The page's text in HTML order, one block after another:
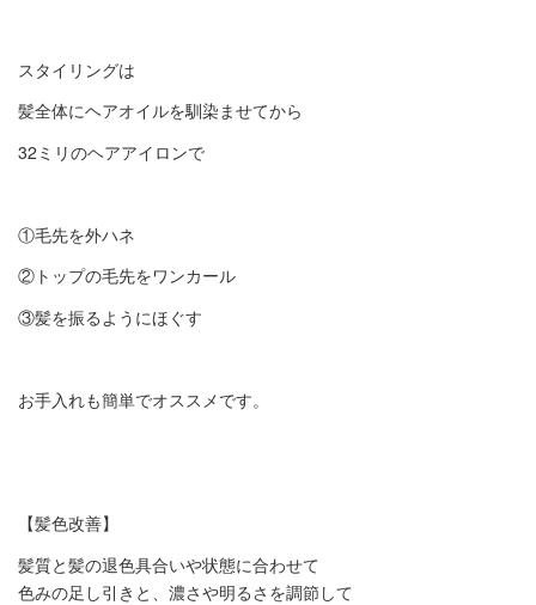
スタイリングは
髪全体にヘアオイルを馴染ませてから
32ミリのヘアアイロンで
①毛先を外ハネ
②トップの毛先をワンカール
③髪を振るようにほぐす
お手入れも簡単でオススメです。
【髪色改善】
髪質と髪の退色具合いや状態に合わせて
色みの足し引きと、濃さや明るさを調節して